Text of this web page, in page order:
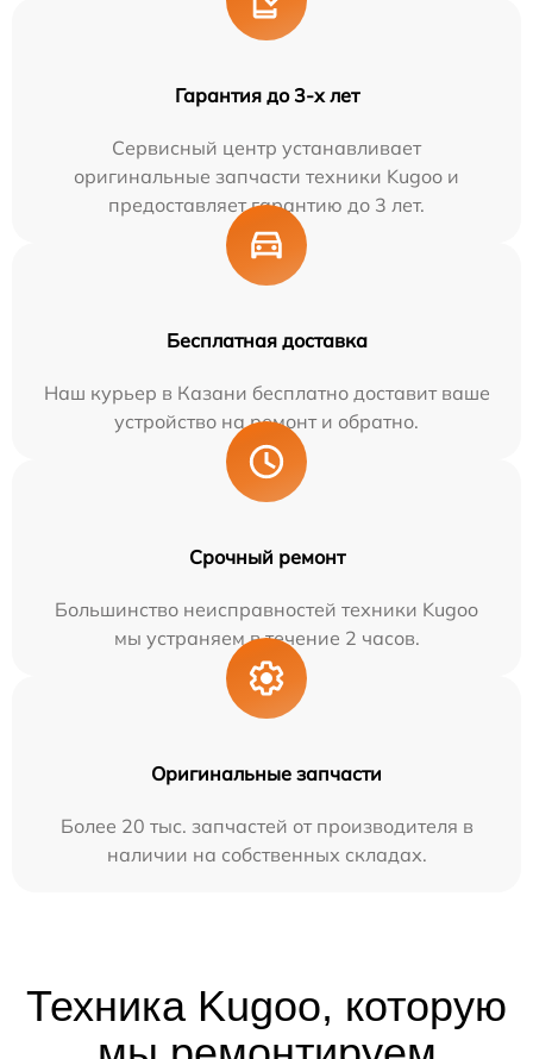
Гарантия до 3-х лет
Сервисный центр устанавливает
оригинальные запчасти техники Kugoo и
предоставляет гарантию до 3 лет.
Бесплатная доставка
Наш курьер в Казани бесплатно доставит ваше
устройство на ремонт и обратно.
Срочный ремонт
Большинство неисправностей техники Kugoo
мы устраняем в течение 2 часов.
Оригинальные запчасти
Более 20 тыс. запчастей от производителя в
наличии на собственных складах.
Техника Kugoo, которую